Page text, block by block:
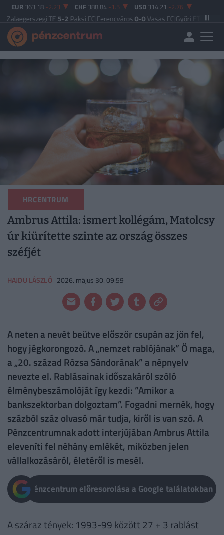
EUR 363.18 -2.23 CHF 388.84 -1.5 USD 314.21 -2.76
TE5-2Paksi FC|Ferencváros0-0Vasas FC|Győri ETO FC4-0
HRCENTRUM
Ambrus Attila: ismert kollégám, Matolcsy
úr kiürítette szinte az ország összes
széfjét
HAJDU LÁSZLÓ 2026. május 30. 09:59
A neten a nevét beütve először csupán az jön fel,
hogy jégkorongozó. A „nemzet rablójának” Ő maga,
a „20. század Rózsa Sándorának” a népnyelv
nevezte el. Rablásainak időszakáról szóló
élménybeszámolóját így kezdi: ”Amikor a
bankszektorban dolgoztam”. Fogadni mernék, hogy
százból száz olvasó már tudja, kiről is van szó. A
Pénzcentrumnak adott interjújában Ambrus Attila
eleveníti fel néhány emlékét, miközben jelen
vállalkozásáról, életéről is mesél.
Pénzcentrum előresorolása a Google találatokban
A száraz tények: 1993-99 között 27 + 3 rablást